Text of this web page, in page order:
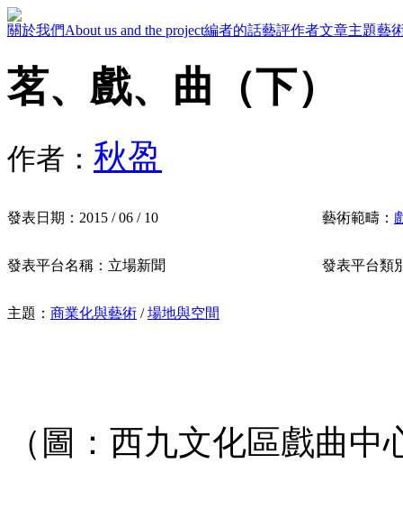
關於我們About us and the project編者的話藝評作者文章主題藝
茗、戲、曲（下）
作者： 秋盈
發表日期： 2015 / 06 / 10 藝術範疇：
發表平台名稱： 立場新聞 發表平台類
主題： 商業化與藝術 /場地與空間
（圖：西九文化區戲曲